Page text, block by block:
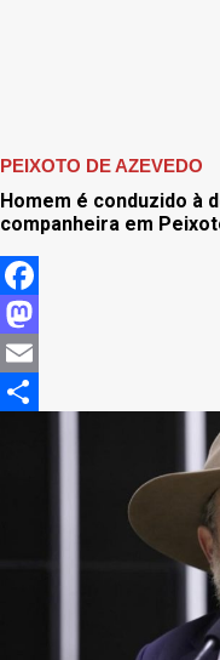
PEIXOTO DE AZEVEDO
Homem é conduzido à
companheira em
Facebook
Mastodon
Email